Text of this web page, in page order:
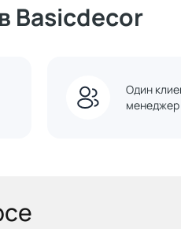
Basicdecor
Один
менеджер